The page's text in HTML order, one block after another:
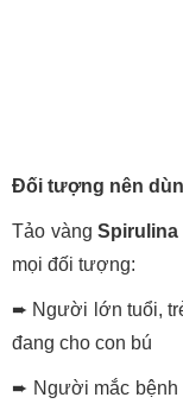
Đối tượng nên
Tảo vàng Spirulina
mọi đối tượng:
➨ Người lớn tuổi,
đang cho con bú
➨ Người mắc bệnh